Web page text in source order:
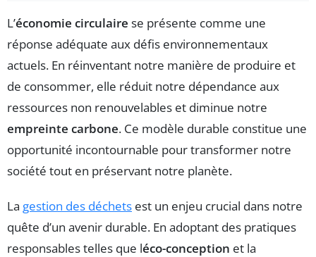
L’économie circulaire se présente comme une
réponse adéquate aux défis environnementaux
actuels. En réinventant notre manière de produire et
de consommer, elle réduit notre dépendance aux
ressources non renouvelables et diminue notre
empreinte carbone. Ce modèle durable constitue une
opportunité incontournable pour transformer notre
société tout en préservant notre planète.
La gestion des déchets est un enjeu crucial dans notre
quête d’un avenir durable. En adoptant des pratiques
responsables telles que léco-conception et la